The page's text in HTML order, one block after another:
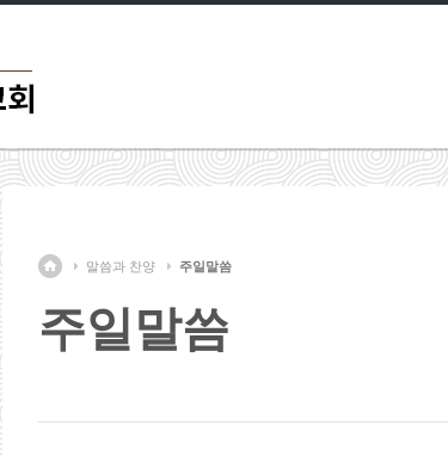
말씀과 찬양 주일말씀
주일말씀